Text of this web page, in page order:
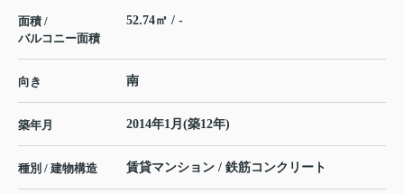
面積 /
バルコニー面積
52.74㎡ / -
向き 南
築年月 2014年1月(築12年)
種別 / 建物構造 賃貸マンション / 鉄筋コンクリート